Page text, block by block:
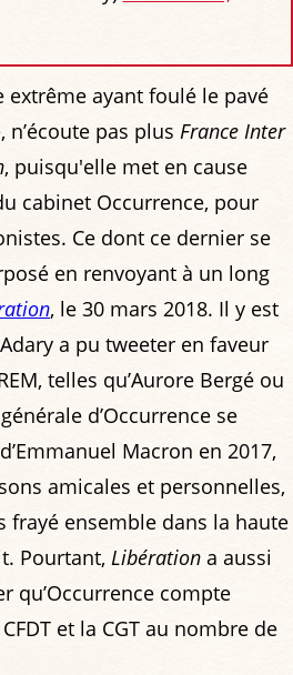
extrême ayant foulé le pavé
pas plus France Inter
, puisqu'elle met en cause
cabinet Occurrence, pour
Ce dont ce dernier se
en renvoyant à un long
, le 30 mars 2018. Il y est
a pu tweeter en faveur
telles qu’Aurore Bergé ou
d’Occurrence se
Macron en 2017,
amicales et personnelles,
frayé ensemble dans la haute
Pourtant, Libération a aussi
qu’Occurrence compte
et la CGT au nombre de